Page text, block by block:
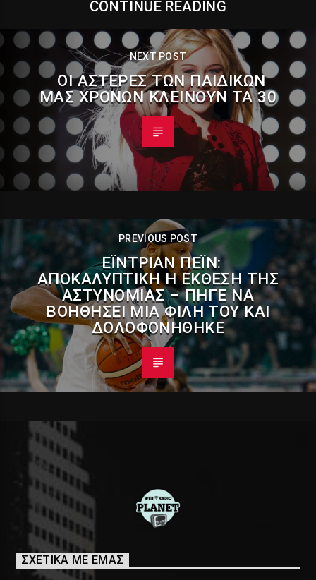
CONTINUE READING
NEXT POST
ΟΙ ΑΣΤΈΡΕΣ ΤΩΝ ΠΑΙΔΙΚΏΝ
ΜΑΣ ΧΡΌΝΩΝ ΚΛΕΊΝΟΥΝ ΤΑ 30
PREVIOUS POST
ΈΙΝΤΡΙΑΝ ΠΈΙΝ:
ΑΠΟΚΑΛΥΠΤΙΚΉ Η ΈΚΘΕΣΗ ΤΗΣ
ΑΣΤΥΝΟΜΊΑΣ – ΠΉΓΕ ΝΑ
ΒΟΗΘΉΣΕΙ ΜΙΑ ΦΊΛΗ ΤΟΥ ΚΑΙ
ΔΟΛΟΦΟΝΉΘΗΚΕ
ΣΧΕΤΙΚΑ ΜΕ ΕΜΑΣ